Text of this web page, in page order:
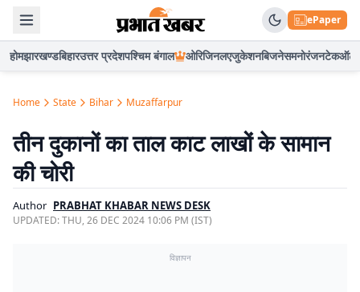
ePaper
होमझारखण्डबिहारउत्तर प्रदेशपश्चिम बंगाल ओरिजिनलएजुकेशनबिजनेसमनोरंजनटेकऑटो
Home State Bihar Muzaffarpur
तीन दुकानों का ताल काट लाखों के सामान
की चोरी
Author PRABHAT KHABAR NEWS DESK
UPDATED:THU, 26 DEC 2024 10:06 PM (IST)
विज्ञापन